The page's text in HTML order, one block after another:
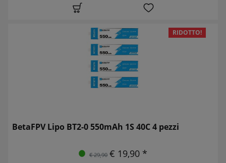
RIDOTTO!
BetaFPV Lipo BT2-0 550mAh 1S 40C 4 pezzi
€ 29,90 € 19,90 *